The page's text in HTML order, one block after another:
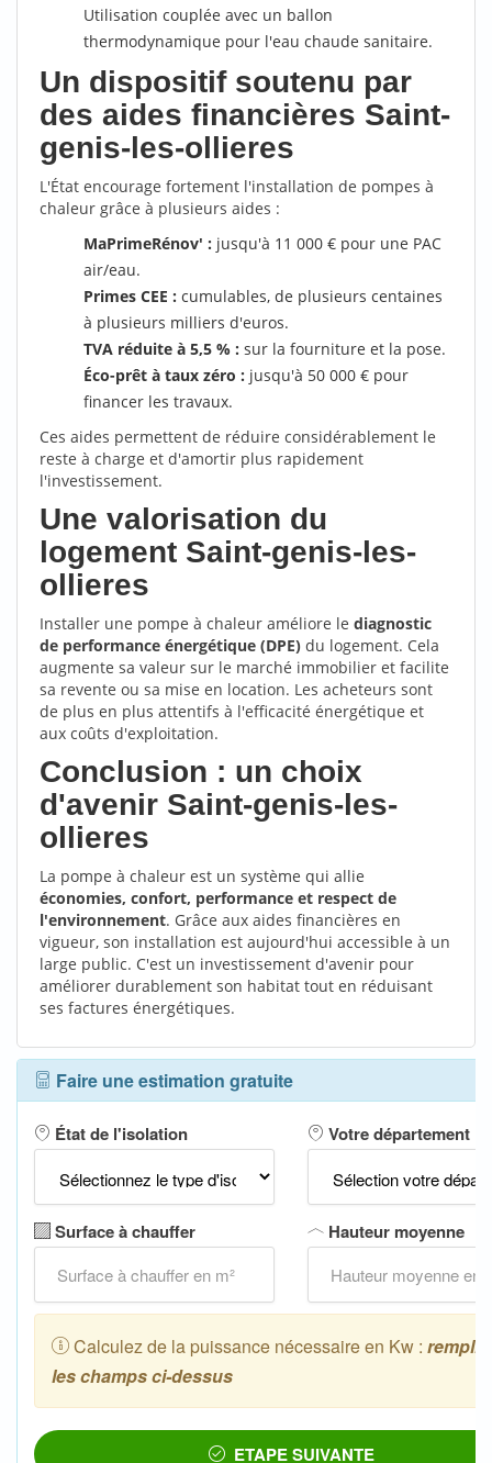
Utilisation couplée avec un ballon
thermodynamique pour l'eau chaude sanitaire.
Un dispositif soutenu par
des aides financières Saint-
genis-les-ollieres
L'État encourage fortement l'installation de pompes à
chaleur grâce à plusieurs aides :
MaPrimeRénov' : jusqu'à 11 000 € pour une PAC
air/eau.
Primes CEE : cumulables, de plusieurs centaines
à plusieurs milliers d'euros.
TVA réduite à 5,5 % : sur la fourniture et la pose.
Éco-prêt à taux zéro : jusqu'à 50 000 € pour
financer les travaux.
Ces aides permettent de réduire considérablement le
reste à charge et d'amortir plus rapidement
l'investissement.
Une valorisation du
logement Saint-genis-les-
ollieres
Installer une pompe à chaleur améliore le diagnostic
de performance énergétique (DPE) du logement. Cela
augmente sa valeur sur le marché immobilier et facilite
sa revente ou sa mise en location. Les acheteurs sont
de plus en plus attentifs à l'efficacité énergétique et
aux coûts d'exploitation.
Conclusion : un choix
d'avenir Saint-genis-les-
ollieres
La pompe à chaleur est un système qui allie
économies, confort, performance et respect de
l'environnement. Grâce aux aides financières en
vigueur, son installation est aujourd'hui accessible à un
large public. C'est un investissement d'avenir pour
améliorer durablement son habitat tout en réduisant
ses factures énergétiques.